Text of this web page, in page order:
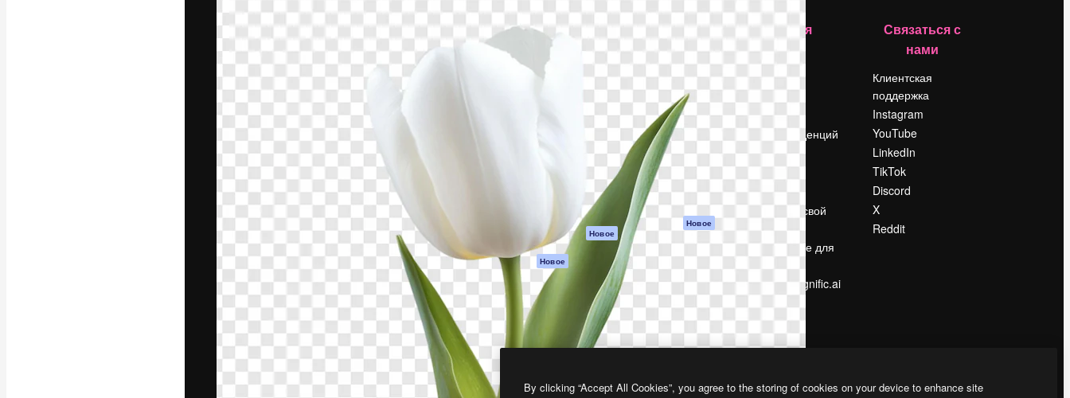
Иконки
3D-модели
Шрифты
Креативная платформа для создания
ваших лучших работ. Более 1 миллиона
подписчиков среди креаторов,
предприятий, агентств и студий.
Pусский
Продукция
Spaces
ИИ-помощник
изображений ИИ
Генератор видео
Генератор голоса
на основе ИИ
Стоковый контент
Claude/ChatGPT
Новое
Агенты Новое
API
Мобильное
приложение
Все инструменты
Magnific
Начать
Документация по
Пакету ИИ
Служба
поддержки
Условия и
положения
Политика
конфиденциальности
Оригиналы
Новое
Политика файлов
cookie
Центр доверия
Партнеры
Предприятие
Компания
О нас
Вакансии
Поиск тенденций
Блог
Slidesgo
Продайте свой
контент
Помещение для
Ищете magnific.ai
Связаться с
нами
Клиентская
поддержка
Instagram
YouTube
LinkedIn
TikTok
Discord
X
Reddit
By clicking “Accept All Cookies”, you agree to the storing of cookies on your device to enhance site